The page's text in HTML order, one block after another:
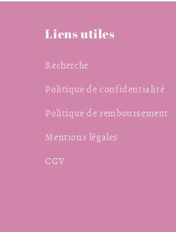
Liens utiles
Recherche
Politique de confidentialité
Politique de remboursement
Mentions légales
CGV